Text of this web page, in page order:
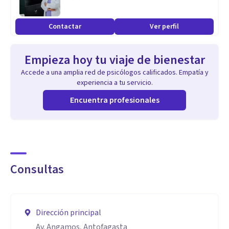
- Educación sexual
- Autoestima
- Autoconocimiento sexual
- Acompañamiento a padres en psicoeducación sexual
Dependiendo de la necesidad del proceso, las sesiones
Contactar Ver perfil
Empieza hoy tu viaje de bienestar
Accede a una amplia red de psicólogos calificados. Empatía y
experiencia a tu servicio.
Encuentra profesionales
Consultas
Dirección principal